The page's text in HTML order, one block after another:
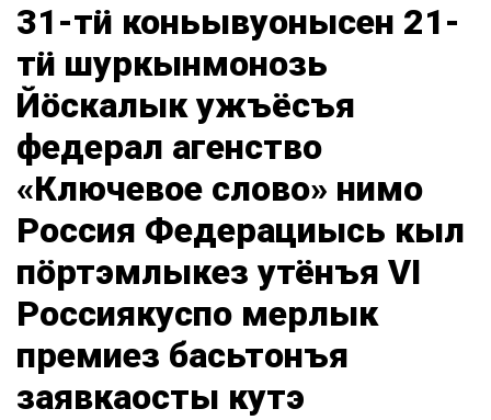
31-тӥ коньывуонысен 21-
тӥ шуркынмонозь
Йӧскалык ужъёсъя
федерал агенство
«Ключевое слово» нимо
Россия Федерациысь кыл
пӧртэмлыкез утёнъя VI
Россиякуспо мерлык
премиез басьтонъя
заявкаосты кутэ